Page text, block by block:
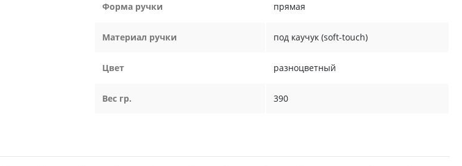
Форма ручки прямая
Материал ручки под каучук (soft-touch)
Цвет разноцветный
Вес гр. 390